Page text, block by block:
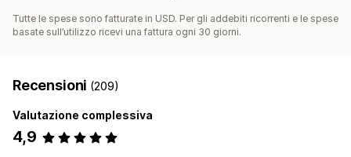
Tutte le spese sono fatturate in USD. Per gli addebiti ricorrenti e le spese
basate sull’utilizzo ricevi una fattura ogni 30 giorni.
Recensioni (209)
Valutazione complessiva
4,9